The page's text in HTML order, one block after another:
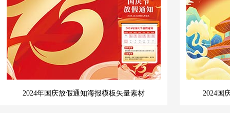
2024年国庆放假通知海报模板矢量素材 2024国